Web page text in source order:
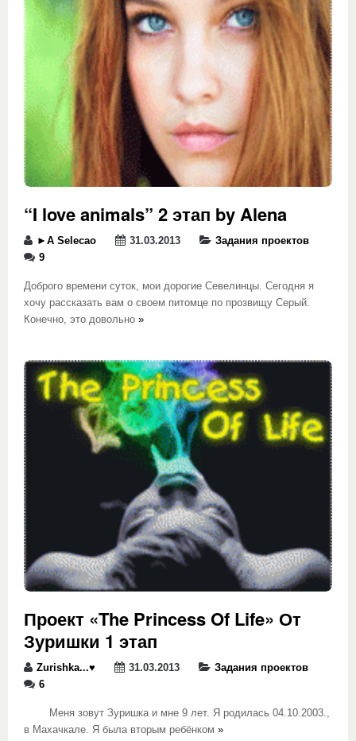
“I love animals” 2 этап by Alena
►A Selecao 31.03.2013
Задания проектов
9
Доброго времени суток, мои дорогие Севелинцы. Сегодня я
хочу рассказать вам о своем питомце по прозвищу Серый.
Конечно, это довольно »
Проект «The Princess Of Life» От
Зуришки 1 этап
Zurishka...♥ 31.03.2013
Задания проектов
6
Меня зовут Зуришка и мне 9 лет. Я родилась 04.10.2003.,
в Махачкале. Я была вторым ребёнком »